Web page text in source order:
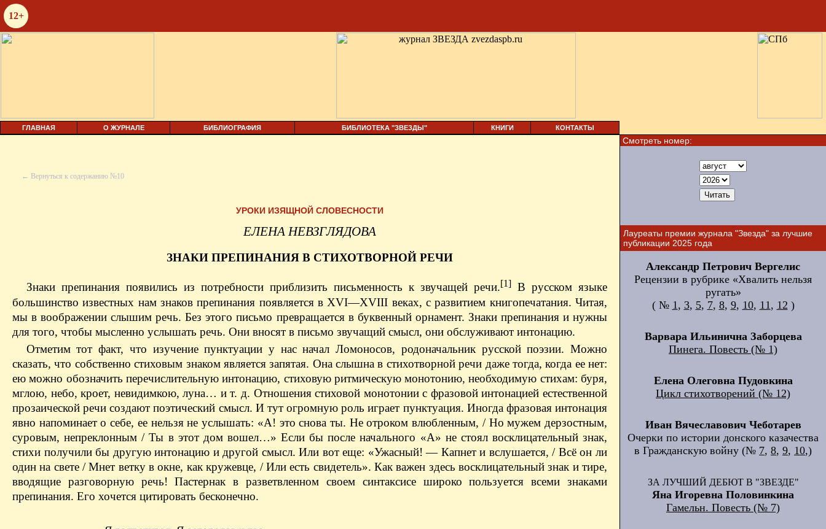
12+
ГЛАВНАЯ О ЖУРНАЛЕ БИБЛИОГРАФИЯ БИБЛИОТЕКА "ЗВЕЗДЫ" КНИГИ КОНТАКТЫ
← Вернуться к содержанию №10
УРОКИ ИЗЯЩНОЙ СЛОВЕСНОСТИ
ЕЛЕНА НЕВЗГЛЯДОВА
ЗНАКИ ПРЕПИНАНИЯ В СТИХОТВОРНОЙ РЕЧИ
Знаки препинания появились из потребности приблизить письменность к звучащей речи.[1]В русском языке
большинство известных нам знаков препинания появляется в XVI—XVIII веках, с развитием книгопечатания. Читая,
мы в воображении слышим речь. Без этого письмо превращается в буквенный орнамент. Знаки препинания и нужны
для того, чтобы мысленно услышать речь. Они вносят в письмо звучащий смысл, они обслуживают интонацию.
Отметим тот факт, что изучение пунктуации у нас начал Ломоносов, родоначальник русской поэзии. Можно
сказать, что собственно стиховым знаком является запятая. Она слышна в стихотворной речи даже тогда, когда ее нет:
ею можно обозначить перечислительную интонацию, стиховую ритмическую монотонию, необходимую стихам: буря,
мглою, небо, кроет, невидимкою, луна… и т. д. Отношения стиховой монотонии с фразовой интонацией естественной
прозаической речи создают поэтический смысл. И тут огромную роль играет пунктуация. Иногда фразовая интонация
явно напоминает о себе, ее нельзя не услышать: «А! это снова ты. Не отроком влюбленным, / Но мужем дерзостным,
суровым, непреклонным / Ты в этот дом вошел…» Если бы после начального «А» не стоял восклицательный знак,
стихи получили бы другую интонацию и другой смысл. Или вот еще: «Ужасный! — Капнет и вслушается, / Всё он ли
один на свете / Мнет ветку в окне, как кружевце, / Или есть свидетель». Как важен здесь восклицательный знак и тире,
вводящие разговорную речь! Пастернак в разветвленном своем синтаксисе широко пользуется всеми знаками
препинания. Его хочется цитировать бесконечно.
Смотреть номер:
Лауреаты премии журнала "Звезда" за лучшие
публикации 2025 года
Александр Петрович Вергелис
Рецензии в рубрике «Хвалить нельзя
ругать»
( № 1, 3, 5, 7, 8, 9, 10, 11, 12 )
Варвара Ильинична Заборцева
Пинега. Повесть (№ 1)
Елена Олеговна Пудовкина
Цикл стихотворений (№ 12)
Иван Вячеславович Чеботарев
Очерки по истории донского казачества
в Гражданскую войну (№ 7, 8, 9, 10,)
ЗА ЛУЧШИЙ ДЕБЮТ В "ЗВЕЗДЕ"
Яна Игоревна Половинкина
Гамельн. Повесть (№ 7)